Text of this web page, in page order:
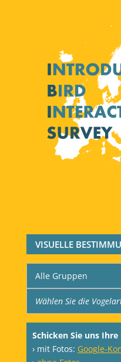
VISUELLE
Schicken Sie uns
› mit Fotos: Google-